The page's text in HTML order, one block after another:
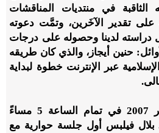
الثاقبة في منتديات المناقشات
على تقدير الآخَرين، وتمَّت دعوته
دراسته لدينا وحصوله على درجات
حنين أيجاز، والذي كان طريقه
عبر الإنترنت خطوة لبداية
وفي يوم الأحد 21 أكتوبر 2007 في تمام الساعة 5 مساءً
بلال فيلبس أول جلسة حوارية مع